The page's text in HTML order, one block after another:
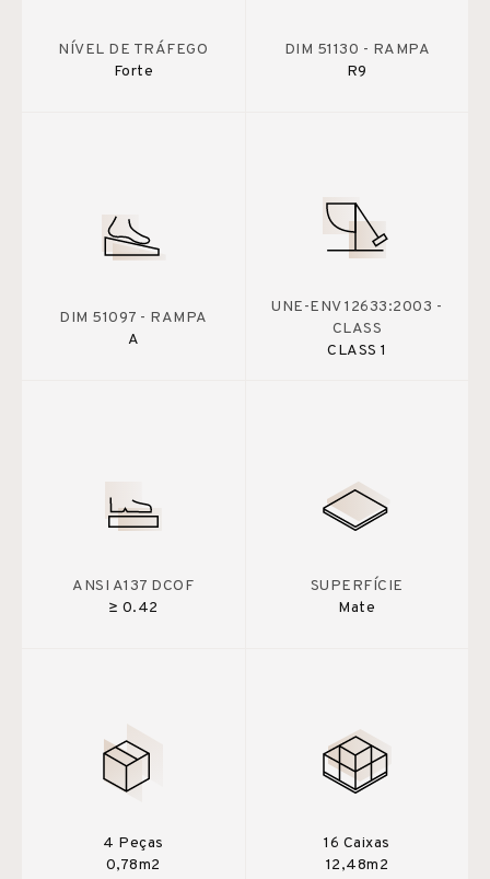
NÍVEL DE TRÁFEGO
Forte
DIM 51130 - RAMPA
R9
DIM 51097 - RAMPA
A
UNE-ENV 12633:2003 -
CLASS
CLASS 1
ANSI A137 DCOF
≥ 0.42
SUPERFÍCIE
Mate
4 Peças
0,78m2
16 Caixas
12,48m2